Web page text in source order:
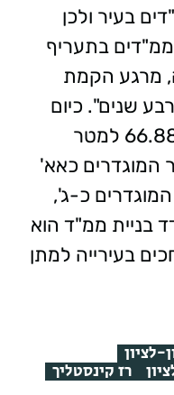
בעיר ולכן
בתעריף
מרגע הקמת
שנים". כיום
התעריף למ"ר דירה נע בין 66.88 למטר
המוגדרים כאא'
המוגדרים כ-ג',
בניית ממ"ד הוא
בעירייה למתן
לציון
רז קינסטליך